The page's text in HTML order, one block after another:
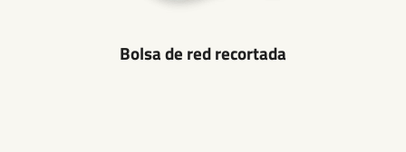
Bolsa de red recortada